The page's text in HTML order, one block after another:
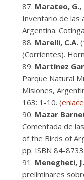
Marateo, G.,
Inventario de las
Argentina.
Marelli, C.A.
(Corrientes).
Martínez
Parque Natural
Misiones,
163: 1-10. (enlace
Mazar
Comentada de
of the Birds of
pp. ISBN 84-
Menegheti,
preliminares